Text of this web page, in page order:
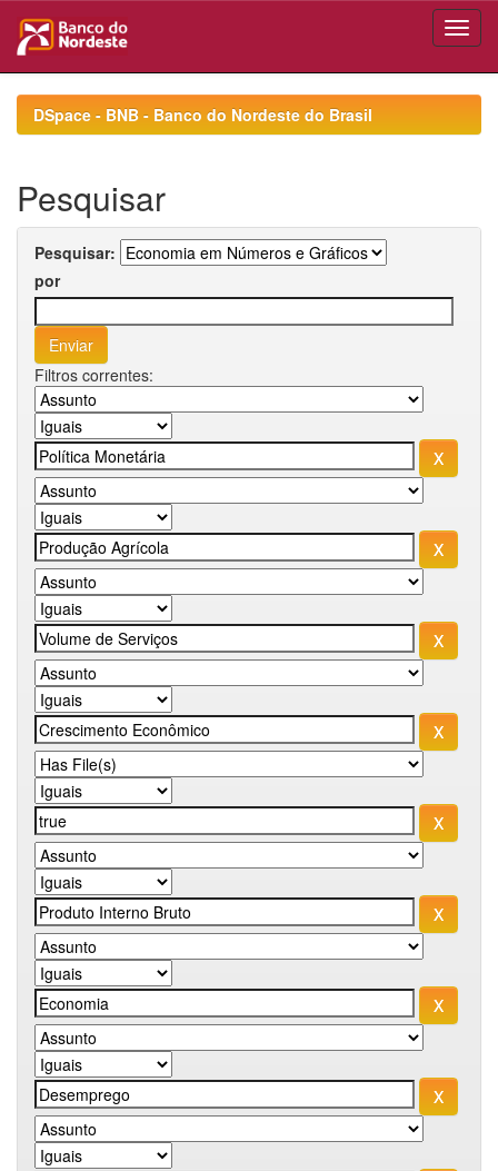
navigationDSpace - BNB - Banco do Nordeste do Brasil
Pesquisar
Pesquisar:
por
Filtros correntes: